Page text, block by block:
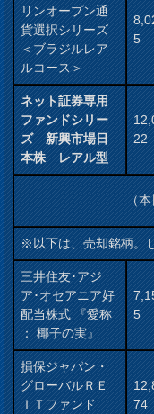
リンオープン通
貨選択シリーズ
＜ブラジルレア
ルコース＞
5
ネット証券専用
ファンドシリー
ズ 新興市場日
本株 レアル型
22
（
※以下は、売却銘柄。
三井住友･アジ
ア･オセアニア好
配当株式 『愛称
： 椰子の実』
5
損保ジャパン・
グローバルＲＥ
ＩＴファンド
74